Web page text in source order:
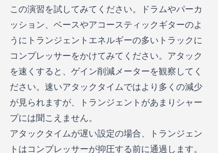
この演習を試してみてください。ドラムやパーカ
ッション、ベースやアコースティックギターのよ
うにトランジェントエネルギーの多いトラックに
コンプレッサーをかけてみてください。アタック
を速くすると、ゲイン削減メーターを観察してく
ださい。速いアタックタイムではより多くの減少
が見られますが、トランジェントがあまりシャー
プには聞こえません。
アタックタイムが遅い設定の場合、トランジェン
トはコンプレッサーが抑圧する前に通過します。